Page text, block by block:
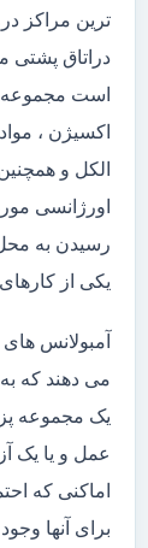
ترین مراکز
دراتاق پشتی
است
اکسیژن ،
الکل و
اورژانسی
رسیدن به محل
یکی از
آمبولانس
می دهند که به
یک مجموعه
عمل و یا یک
اماکنی که
برای آنها